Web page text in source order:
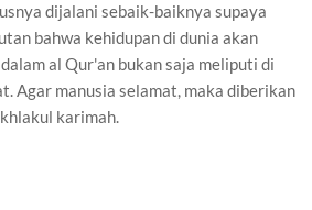
dijalani sebaik-baiknya supaya
bahwa kehidupan di dunia akan
al Qur'an bukan saja meliputi di
Agar manusia selamat, maka diberikan
karimah.